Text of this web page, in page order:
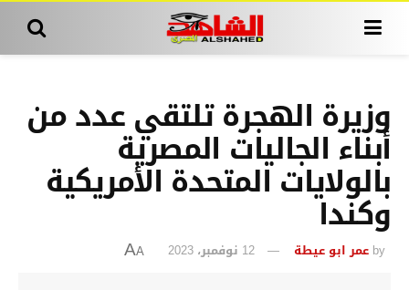
وزيرة الهجرة تلتقي عدد من
أبناء الجاليات المصرية
بالولايات المتحدة الأمريكية
وكندا
by عمر ابو عيطة 12 نوفمبر، 2023 A
A